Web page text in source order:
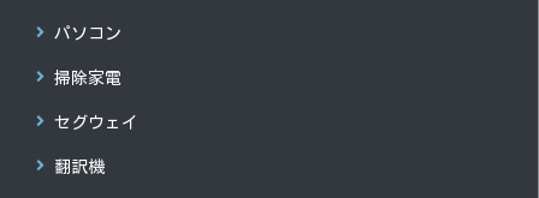
パソコン
掃除家電
セグウェイ
翻訳機